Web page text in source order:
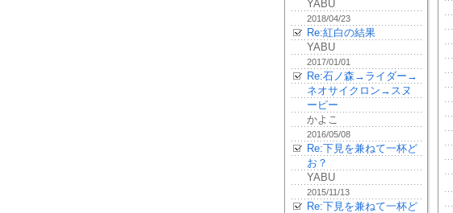
YABU
2018/04/23
Re:紅白の結果
YABU
2017/01/01
Re:石ノ森→ライダー→
ネオサイクロン→スヌ
ーピー
かよこ
2016/05/08
Re:下見を兼ねて一杯ど
お？
YABU
2015/11/13
Re:下見を兼ねて一杯ど